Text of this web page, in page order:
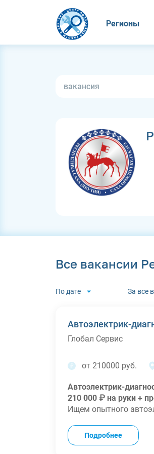
Регионы
Все вакансии
По дате За все
Автоэлектрик-
Глобал Сервис
от 210000 руб.
Автоэлектрик-
210 000 ₽ на руки +
Ищем опытного
ВАШ ДОХОД И РИТМ
•Зарплата:
210 000 ₽
Подробнее